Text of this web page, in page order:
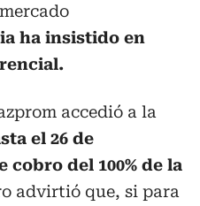
ha insistido en
accedió a la
el 26 de
del 100% de la
advirtió que, si para